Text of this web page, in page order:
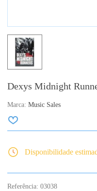
Dexys Midnight
Marca: Music Sales
Disponibilidade
Referência: 03038